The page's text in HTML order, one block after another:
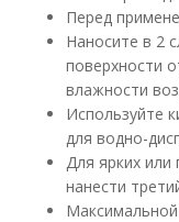
Перед
Наносите в 2
поверхности
влажности
Используйте
для водно-
Для ярких
нанести